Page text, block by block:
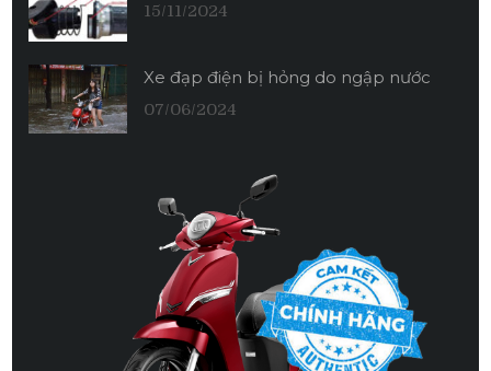
15/11/2024
Xe đạp điện bị hỏng do ngập nước
07/06/2024